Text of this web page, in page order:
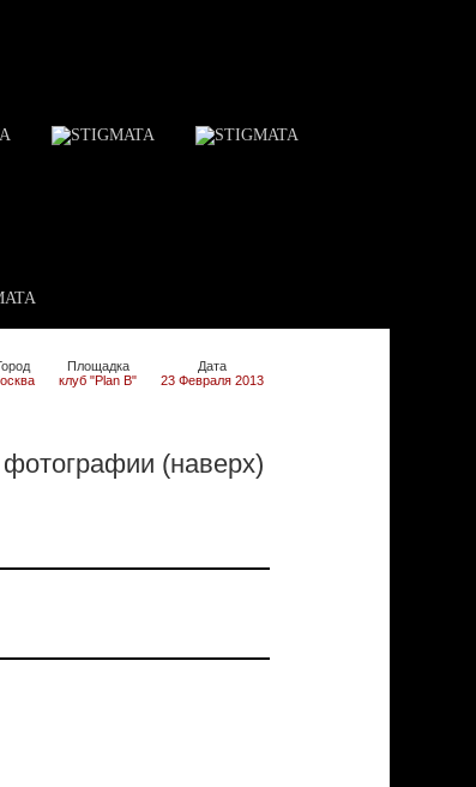
Дата
23 Февраля 2013
Площадка
клуб "Plan B"
(наверх)